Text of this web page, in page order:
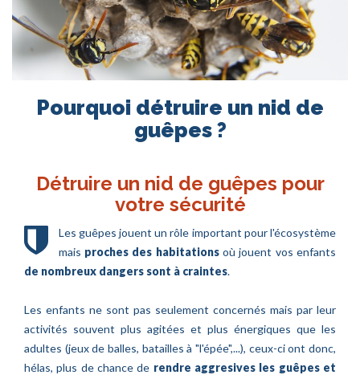
Pourquoi détruire un nid de
guêpes ?
Détruire un nid de guêpes pour
votre sécurité
Les guêpes jouent un rôle important pour l'écosystème
mais proches des habitationsoù jouent vos enfants
de nombreux dangers sont à craintes.
Les enfants ne sont pas seulement concernés mais par leur
activités souvent plus agitées et plus énergiques que les
adultes (jeux de balles, batailles à "l'épée",...), ceux-ci ont donc,
hélas, plus de chance de rendre aggresives les guêpes et